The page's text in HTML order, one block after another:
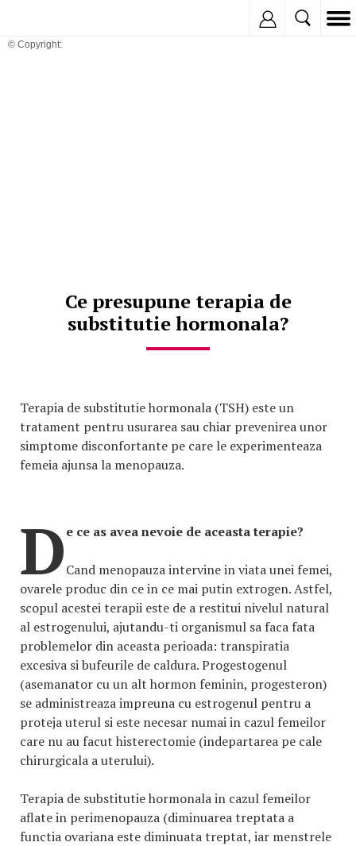
© Copyright:
Ce presupune terapia de
substitutie hormonala?
Terapia de substitutie hormonala (TSH) este un
tratament pentru usurarea sau chiar prevenirea unor
simptome disconfortante pe care le experimenteaza
femeia ajunsa la menopauza.
De ce as avea nevoie de aceasta terapie?
Cand menopauza intervine in viata unei femei,
ovarele produc din ce in ce mai putin extrogen. Astfel,
scopul acestei terapii este de a restitui nivelul natural
al estrogenului, ajutandu-ti organismul sa faca fata
problemelor din aceasta perioada: transpiratia
excesiva si bufeurile de caldura. Progestogenul
(asemanator cu un alt hormon feminin, progesteron)
se administreaza impreuna cu estrogenul pentru a
proteja uterul si este necesar numai in cazul femeilor
care nu au facut histerectomie (indepartarea pe cale
chirurgicala a uterului).
Terapia de substitutie hormonala in cazul femeilor
aflate in perimenopauza (diminuarea treptata a
functia ovariana este diminuata treptat, iar menstrele